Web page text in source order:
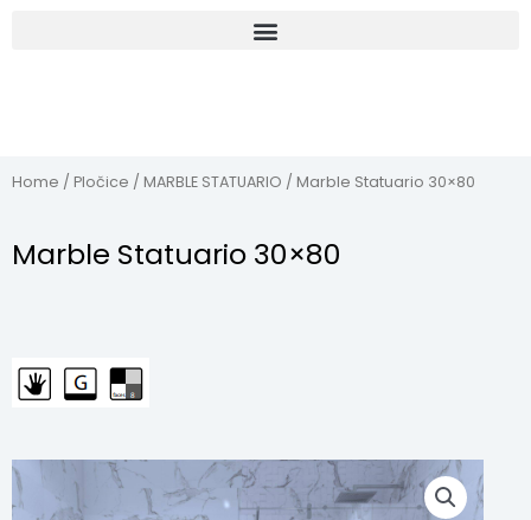
Home / Pločice / MARBLE STATUARIO / Marble Statuario 30×80
Marble Statuario 30×80